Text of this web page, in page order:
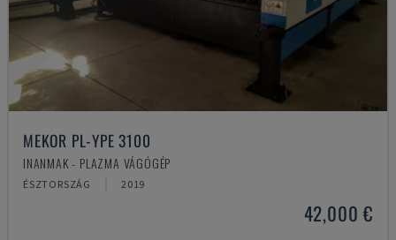
MEKOR PL-YPE 3100
INANMAK - PLAZMA VÁGÓGÉP
ÉSZTORSZÁG 2019
42,000 €